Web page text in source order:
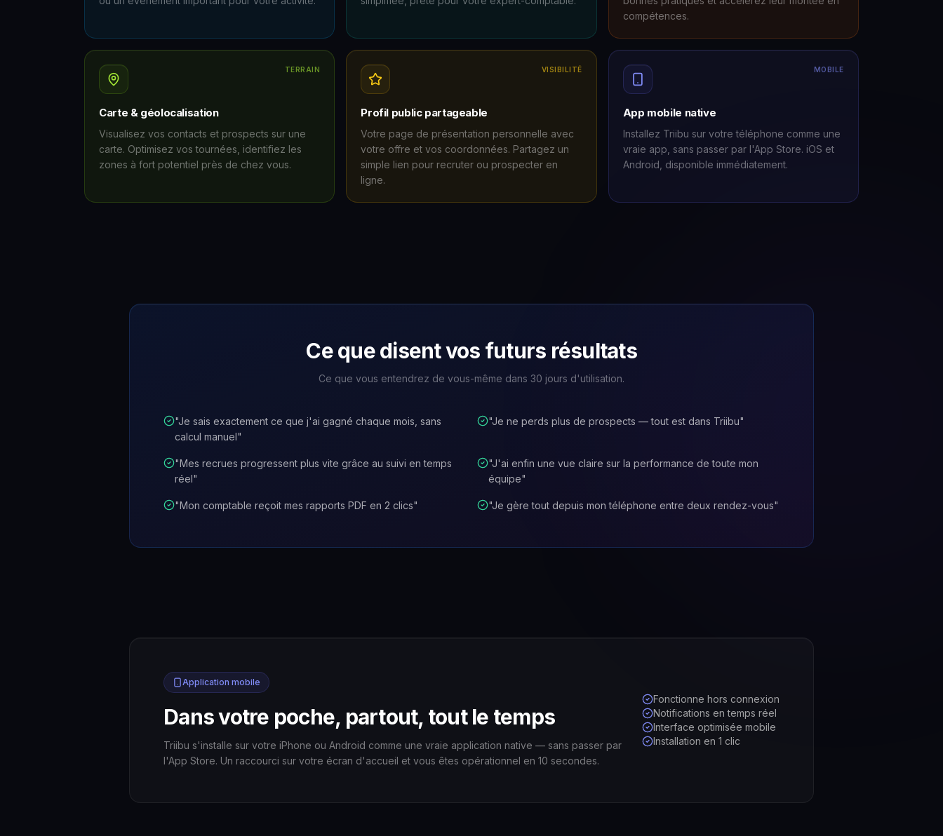
compétences.
TERRAIN
Carte & géolocalisation
Visualisez vos contacts et prospects sur une
carte. Optimisez vos tournées, identifiez les
zones à fort potentiel près de chez vous.
VISIBILITÉ
Profil public partageable
Votre page de présentation personnelle avec
votre offre et vos coordonnées. Partagez un
simple lien pour recruter ou prospecter en
ligne.
MOBILE
App mobile native
Installez Triibu sur votre téléphone comme une
vraie app, sans passer par l'App Store. iOS et
Android, disponible immédiatement.
Ce que disent vos futurs résultats
Ce que vous entendrez de vous-même dans 30 jours d'utilisation.
"Je sais exactement ce que j'ai gagné chaque mois, sans
calcul manuel"
"Je ne perds plus de prospects — tout est dans Triibu"
"Mes recrues progressent plus vite grâce au suivi en temps
réel"
"J'ai enfin une vue claire sur la performance de toute mon
équipe"
"Mon comptable reçoit mes rapports PDF en 2 clics" "Je gère tout depuis mon téléphone entre deux rendez-vous"
Application mobile
Dans votre poche, partout, tout le temps
Triibu s'installe sur votre iPhone ou Android comme une vraie application native — sans passer par
l'App Store. Un raccourci sur votre écran d'accueil et vous êtes opérationnel en 10 secondes.
Fonctionne hors connexion
Notifications en temps réel
Interface optimisée mobile
Installation en 1 clic